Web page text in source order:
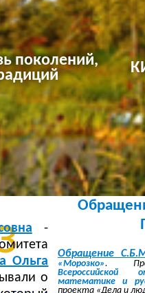
поколений,
-
Ольга
о
Обращение
«Морозко».
математике и
проекта «Дела и